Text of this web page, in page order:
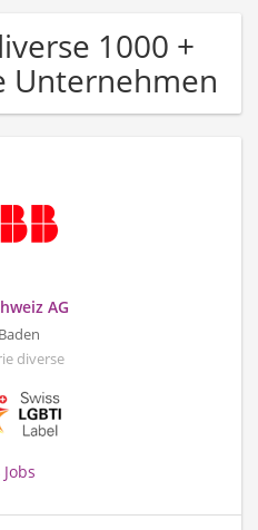
1000 +
Unternehmen
AG
Baden
diverse